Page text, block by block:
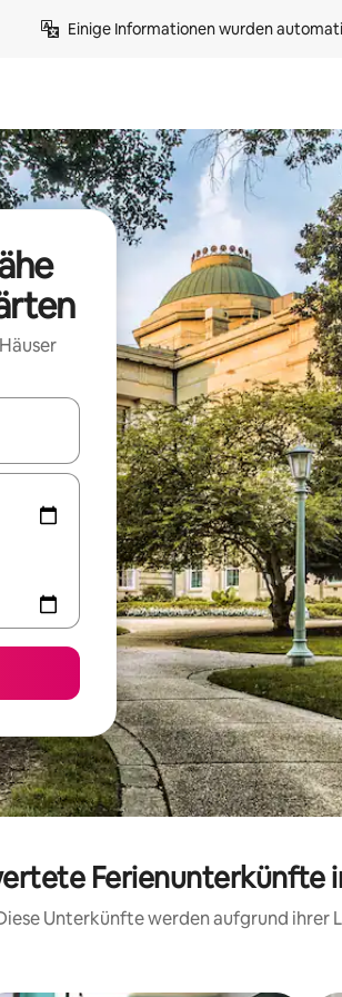
Einige Informationen wurden
mit den Pfeiltasten nach oben und unten
Ferienunterkünfte
Unterkünfte werden aufgrund